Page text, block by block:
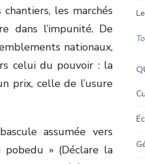
les marchés
dans l’impunité. De
nationaux,
celui du pouvoir : la
prix, celle de l’usure
assumée vers
pobedu » (Déclare la